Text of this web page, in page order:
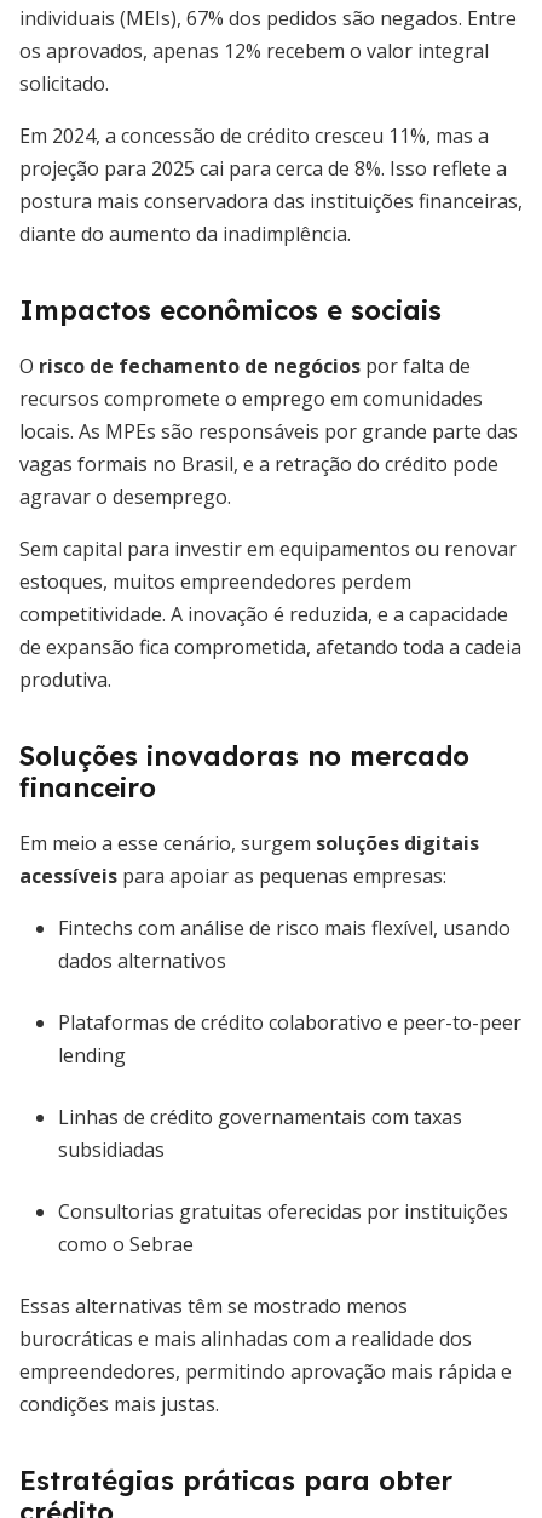
individuais (MEIs), 67% dos pedidos são negados. Entre
os aprovados, apenas 12% recebem o valor integral
solicitado.
Em 2024, a concessão de crédito cresceu 11%, mas a
projeção para 2025 cai para cerca de 8%. Isso reflete a
postura mais conservadora das instituições financeiras,
diante do aumento da inadimplência.
Impactos econômicos e sociais
O risco de fechamento de negócios por falta de
recursos compromete o emprego em comunidades
locais. As MPEs são responsáveis por grande parte das
vagas formais no Brasil, e a retração do crédito pode
agravar o desemprego.
Sem capital para investir em equipamentos ou renovar
estoques, muitos empreendedores perdem
competitividade. A inovação é reduzida, e a capacidade
de expansão fica comprometida, afetando toda a cadeia
produtiva.
Soluções inovadoras no mercado
financeiro
Em meio a esse cenário, surgem soluções digitais
acessíveis para apoiar as pequenas empresas:
Fintechs com análise de risco mais flexível, usando
dados alternativos
Plataformas de crédito colaborativo e peer-to-peer
lending
Linhas de crédito governamentais com taxas
subsidiadas
Consultorias gratuitas oferecidas por instituições
como o Sebrae
Essas alternativas têm se mostrado menos
burocráticas e mais alinhadas com a realidade dos
empreendedores, permitindo aprovação mais rápida e
condições mais justas.
Estratégias práticas para obter